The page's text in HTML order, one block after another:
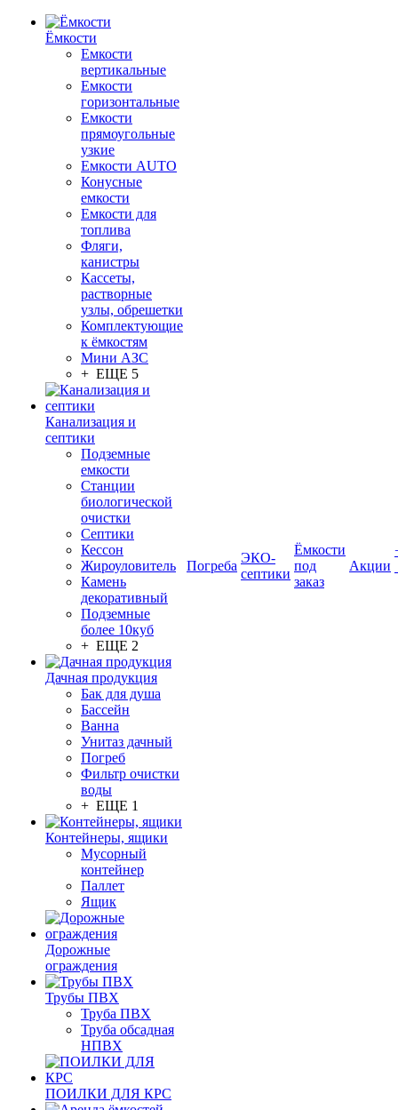
Ёмкости
Емкости
вертикальные
Емкости
горизонтальные
Емкости
прямоугольные
узкие
Емкости АUТО
Конусные
емкости
Емкости для
топлива
Фляги,
канистры
Кассеты,
растворные
узлы, обрешетки
Комплектующие
к ёмкостям
Мини АЗС
+ ЕЩЕ 5
Канализация и
септики
Подземные
емкости
Станции
биологической
очистки
Септики
Кессон
Жироуловитель
Камень
декоративный
Подземные
более 10куб
+ ЕЩЕ 2
Дачная продукция
Бак для душа
Бассейн
Ванна
Унитаз дачный
Погреб
Фильтр очистки
воды
+ ЕЩЕ 1
Контейнеры, ящики
Мусорный
контейнер
Паллет
Ящик
Дорожные
ограждения
Трубы ПВХ
Труба ПВХ
Труба обсадная
НПВХ
ПОИЛКИ ДЛЯ КРС
Погреба
ЭКО-
септики
Ёмкости
под
заказ
Акции